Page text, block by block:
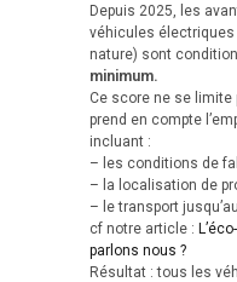
Depuis 2025, les
véhicules électriques
nature) sont
minimum.
Ce score ne se limite
prend en compte
incluant :
– les conditions de
– la localisation de
– le transport
cf notre article :
parlons nous ?
Résultat : tous les